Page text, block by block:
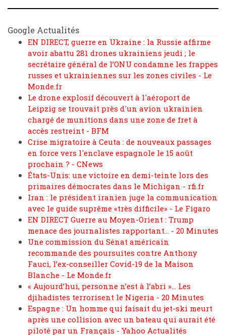
Google Actualités
EN DIRECT, guerre en Ukraine : la Russie affirme
avoir abattu 281 drones ukrainiens jeudi ; le
secrétaire général de l’ONU condamne les frappes
russes et ukrainiennes sur les zones civiles - Le
Monde.fr
Le drone explosif découvert à l'aéroport de
Leipzig se trouvait près d'un avion ukrainien
chargé de munitions dans une zone de fret à
accès restreint - BFM
Crise migratoire à Ceuta : de nouveaux passages
en force vers l'enclave espagnole le 15 août
prochain ? - CNews
États-Unis: une victoire en demi-teinte lors des
primaires démocrates dans le Michigan - rfi.fr
Iran : le président iranien juge la communication
avec le guide suprême «très difficile» - Le Figaro
EN DIRECT Guerre au Moyen-Orient : Trump
menace des journalistes rapportant… - 20 Minutes
Une commission du Sénat américain
recommande des poursuites contre Anthony
Fauci, l’ex-conseiller Covid-19 de la Maison
Blanche - Le Monde.fr
« Aujourd’hui, personne n’est à l’abri »… Les
djihadistes terrorisent le Nigeria - 20 Minutes
Espagne : Un homme qui faisait du jet-ski meurt
après une collision avec un bateau qui aurait été
piloté par un Français - Yahoo Actualités